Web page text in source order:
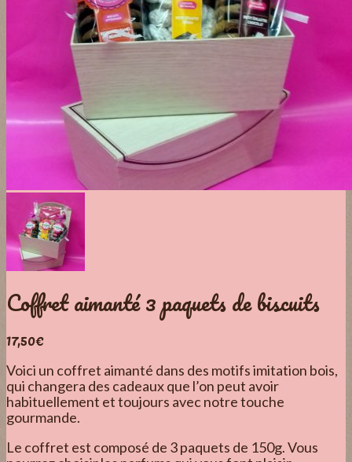
Coffret aimanté 3 paquets de biscuits
17,50€
Voici un coffret aimanté dans des motifs imitation bois,
qui changera des cadeaux que l’on peut avoir
habituellement et toujours avec notre touche
gourmande.
Le coffret est composé de 3 paquets de 150g. Vous